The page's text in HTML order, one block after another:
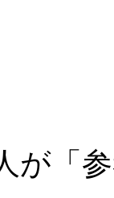
が「